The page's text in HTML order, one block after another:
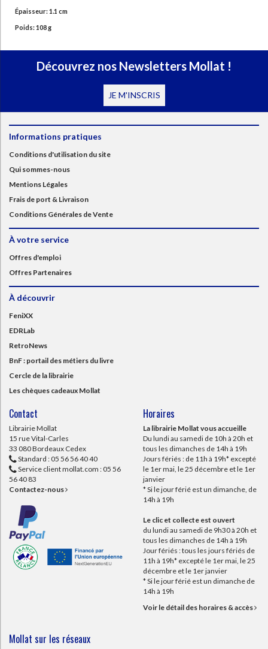
Épaisseur: 1.1 cm
Poids: 108 g
Découvrez nos Newsletters Mollat !
JE M'INSCRIS
Informations pratiques
Conditions d'utilisation du site
Qui sommes-nous
Mentions Légales
Frais de port & Livraison
Conditions Générales de Vente
À votre service
Offres d'emploi
Offres Partenaires
À découvrir
FeniXX
EDRLab
RetroNews
BnF : portail des métiers du livre
Cercle de la librairie
Les chèques cadeaux Mollat
Contact
Librairie Mollat
15 rue Vital-Carles
33 080 Bordeaux Cedex
Standard : 05 56 56 40 40
Service client mollat.com : 05 56
56 40 83
Contactez-nous
Horaires
La librairie Mollat vous accueille
Du lundi au samedi de 10h à 20h et
tous les dimanches de 14h à 19h
Jours fériés : de 11h à 19h* excepté
le 1er mai, le 25 décembre et le 1er
janvier
* Si le jour férié est un dimanche, de
14h à 19h
Le clic et collecte est ouvert
du lundi au samedi de 9h30 à 20h et
tous les dimanches de 14h à 19h
Jour fériés : tous les jours fériés de
11h à 19h* excepté le 1er mai, le 25
décembre et le 1er janvier
* Si le jour férié est un dimanche de
14h à 19h
Voir le détail des horaires & accès
Mollat sur les réseaux